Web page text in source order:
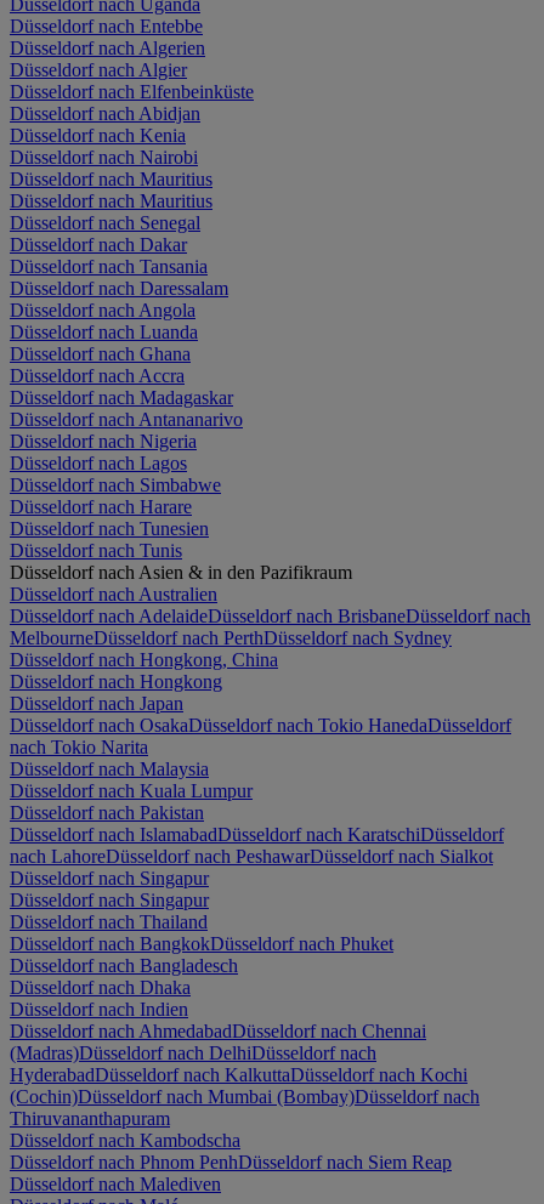
Düsseldorf nach Uganda
Düsseldorf nach Entebbe
Düsseldorf nach Algerien
Düsseldorf nach Algier
Düsseldorf nach Elfenbeinküste
Düsseldorf nach Abidjan
Düsseldorf nach Kenia
Düsseldorf nach Nairobi
Düsseldorf nach Mauritius
Düsseldorf nach Mauritius
Düsseldorf nach Senegal
Düsseldorf nach Dakar
Düsseldorf nach Tansania
Düsseldorf nach Daressalam
Düsseldorf nach Angola
Düsseldorf nach Luanda
Düsseldorf nach Ghana
Düsseldorf nach Accra
Düsseldorf nach Madagaskar
Düsseldorf nach Antananarivo
Düsseldorf nach Nigeria
Düsseldorf nach Lagos
Düsseldorf nach Simbabwe
Düsseldorf nach Harare
Düsseldorf nach Tunesien
Düsseldorf nach Tunis
Düsseldorf nach Asien & in den Pazifikraum
Düsseldorf nach Australien
Düsseldorf nach AdelaideDüsseldorf nach BrisbaneDüsseldorf nach
MelbourneDüsseldorf nach PerthDüsseldorf nach Sydney
Düsseldorf nach Hongkong, China
Düsseldorf nach Hongkong
Düsseldorf nach Japan
Düsseldorf nach OsakaDüsseldorf nach Tokio HanedaDüsseldorf
nach Tokio Narita
Düsseldorf nach Malaysia
Düsseldorf nach Kuala Lumpur
Düsseldorf nach Pakistan
Düsseldorf nach IslamabadDüsseldorf nach KaratschiDüsseldorf
nach LahoreDüsseldorf nach PeshawarDüsseldorf nach Sialkot
Düsseldorf nach Singapur
Düsseldorf nach Singapur
Düsseldorf nach Thailand
Düsseldorf nach BangkokDüsseldorf nach Phuket
Düsseldorf nach Bangladesch
Düsseldorf nach Dhaka
Düsseldorf nach Indien
Düsseldorf nach AhmedabadDüsseldorf nach Chennai
(Madras)Düsseldorf nach DelhiDüsseldorf nach
HyderabadDüsseldorf nach KalkuttaDüsseldorf nach Kochi
(Cochin)Düsseldorf nach Mumbai (Bombay)Düsseldorf nach
Thiruvananthapuram
Düsseldorf nach Kambodscha
Düsseldorf nach Phnom PenhDüsseldorf nach Siem Reap
Düsseldorf nach Malediven